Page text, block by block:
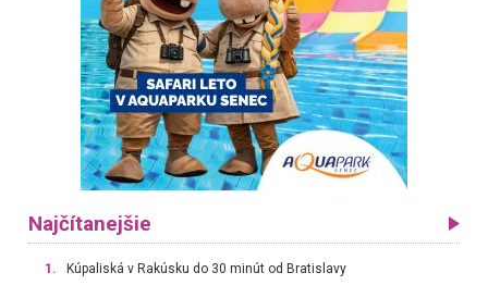
Najčítanejšie
1. Kúpaliská v Rakúsku do 30 minút od Bratislavy